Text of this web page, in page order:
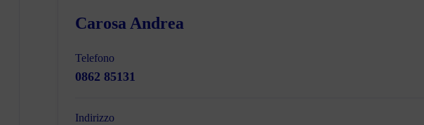
Carosa Andrea
Telefono
0862 85131
Indirizzo